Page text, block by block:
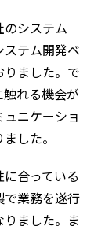
システム
テム開発ベ
ました。で
れる機会が
ニケーショ
した。
合っている
で業務を遂行
ました。ま